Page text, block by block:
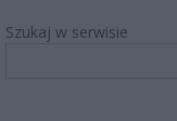
Szukaj w serwisie